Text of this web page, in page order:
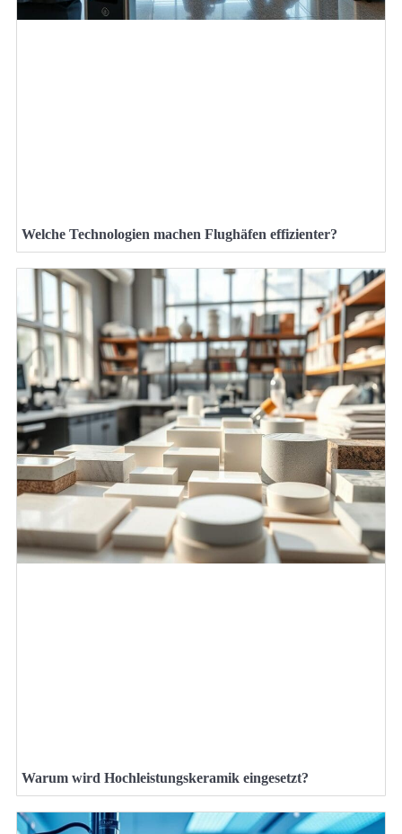
Welche Technologien machen Flughäfen effizienter?
Warum wird Hochleistungskeramik eingesetzt?